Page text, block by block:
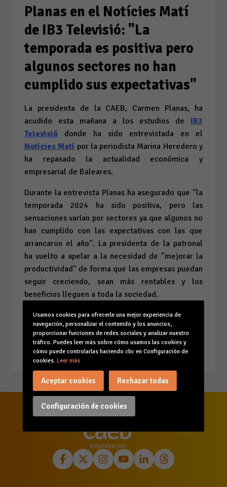
Planas en el Notícies Matí
de IB3 Televisió: "La
temporada es positiva pero
algunos sectores no han
cumplido sus expectativas"
La presidenta de la CAEB, Carmen Planas, ha
acudido esta mañana a los estudios de IB3
Televisió donde ha sido entrevistada en el
Notícies Matí por la periodista Marina Heredero y
ha repasado la actualidad económica y
empresarial de Baleares.
Durante la entrevista Planas ha asegurado que "la
temporada 2024 ha sido positiva, pero las
sensaciones varían por sectores ya que algunos no
han cumplido con las expectativas con las que
arrancaron el año". La presidenta de la patronal
ha vuelto a apelar a la necesidad de "mejorar la
productividad" de forma que las empresas puedan
seguir creciendo, sean más rentables y los
beneficios lleguen a toda la sociedad.
Entrevista completa AQUÍ
18/10/2024
Usamos cookies para ofrecerle una mejor experiencia de
navegación, personalizar el contenido y los anuncios,
proporcionar funciones de redes sociales y analizar nuestro
tráfico. Puedes leer más sobre cómo usamos las cookies y
cómo puede controlarlas haciendo clic en Configuración de
cookies. Leer más
Configuración de cookies
Aceptar cookies Rechazar todas